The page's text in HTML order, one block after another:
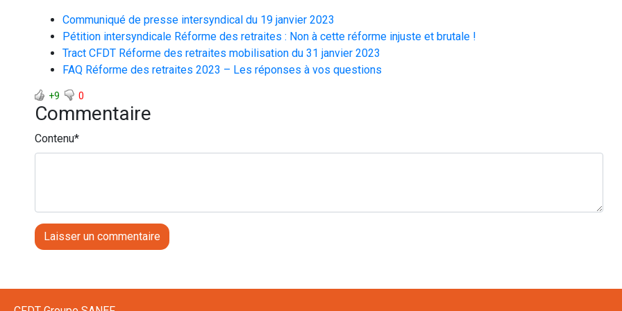
Communiqué de presse intersyndical du 19 janvier 2023
Pétition intersyndicale Réforme des retraites : Non à cette réforme injuste et brutale !
Tract CFDT Réforme des retraites mobilisation du 31 janvier 2023
FAQ Réforme des retraites 2023 – Les réponses à vos questions
+9 0
Commentaire
Contenu*